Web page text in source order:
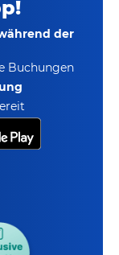
der
Buchungen